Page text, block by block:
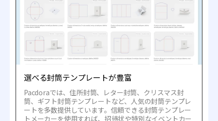
選べる封筒テンプレートが豊富
Pacdoraでは、住所封筒、レター封筒、クリスマス封
筒、ギフト封筒テンプレートなど、人気の封筒テンプレ
ートを多数提供しています。信頼できる封筒テンプレー
トメーカーを使用すれば、招待状や特別なイベントカー